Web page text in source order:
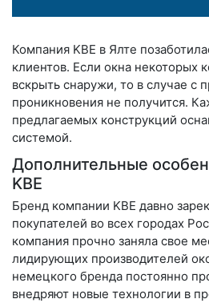
Компания KBE в Ялте
клиентов. Если окна некоторых
вскрыть снаружи, то в случае с
проникновения не получится.
предлагаемых конструкций
системой.
Дополнительные
KBE
Бренд компании KBE давно
покупателей во всех городах
компания прочно заняла свое
лидирующих производителей
немецкого бренда постоянно
внедряют новые технологии в